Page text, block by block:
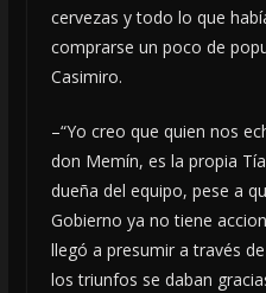
cervezas y todo lo que
comprarse un poco de
Casimiro.
–“Yo creo que quien nos
don Memín, es la propia
dueña del equipo, pese a
Gobierno ya no tiene
llegó a presumir a través
los triunfos se daban